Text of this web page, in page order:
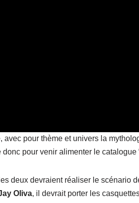
avec pour thème et univers la
donc pour venir alimenter le catalogue
deux devraient réaliser le scénario
Oliva, il devrait porter les